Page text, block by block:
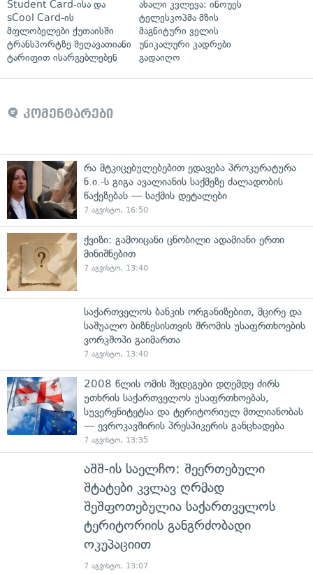
Student Card-ისა და
sCool Card-ის
მფლობელები ქუთაისში
ტრანსპორტზე შეღავათიანი
ტარიფით ისარგებლებენ
ახალი კვლევა: ინოუეს
ტელესკოპმა მზის
მაგნიტური ველის
უნიკალური კადრები
გადაიღო
კომენტარები
რა მტკიცებულებებით ედავება პროკურატურა
ნ.ი.-ს გიგა ავალიანის საქმეზე ძალადობის
წაქეზებას — საქმის დეტალები
7 აგვისტო, 16:50
ქვიზი: გამოიცანი ცნობილი ადამიანი ერთი
მინიშნებით
7 აგვისტო, 13:40
საქართველოს ბანკის ორგანიზებით, მცირე და
საშუალო ბიზნესისთვის შრომის უსაფრთხოების
ვორკშოპი გაიმართა
7 აგვისტო, 13:40
2008 წლის ომის შედეგები დღემდე ძირს
უთხრის საქართველოს უსაფრთხოებას,
სუვერენიტეტსა და ტერიტორიულ მთლიანობას
— ევროკავშირის პრესპიკერის განცხადება
7 აგვისტო, 13:35
აშშ-ის საელჩო: შეერთებული
შტატები კვლავ ღრმად
შეშფოთებულია საქართველოს
ტერიტორიის განგრძობადი
ოკუპაციით
7 აგვისტო, 13:07